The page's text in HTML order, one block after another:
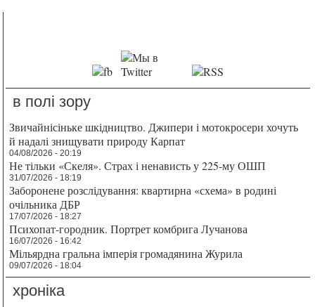
в полі зору
Звичайнісіньке шкідництво. Джипери і мотокросери хочуть
й надалі знищувати природу Карпат
04/08/2026 - 20:19
Не тільки «Скеля». Страх і ненависть у 225-му ОШП
31/07/2026 - 18:19
Заборонене розслідування: квартирна «схема» в родині
очільника ДБР
17/07/2026 - 18:27
Психопат-городник. Портрет комбрига Лучанова
16/07/2026 - 16:42
Мільярдна гральна імперія громадянина Журила
09/07/2026 - 18:04
хроніка